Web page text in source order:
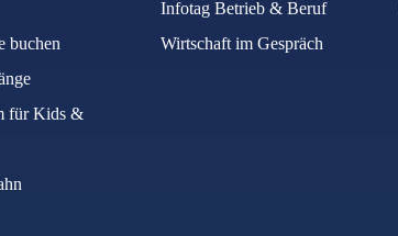
buchen
für Kids &
Infotag Betrieb & Beruf
Wirtschaft im Gespräch